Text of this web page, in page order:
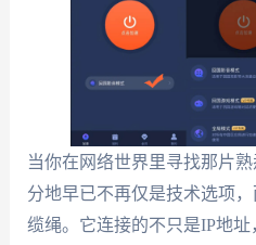
当你在网络世界里寻找那片
分地早已不再仅是技术选项
缆绳。它连接的不只是IP地